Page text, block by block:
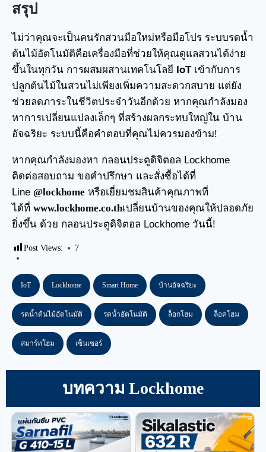
สรุป
ไม่ว่าคุณจะเป็นคนรักสวนมือใหม่หรือมือโปร ระบบรดน้ำ
ต้นไม้อัตโนมัติคือเครื่องมือที่ช่วยให้คุณดูแลสวนได้ง่าย
ขึ้นในทุกวัน การผสมผสานเทคโนโลยี IoTเข้ากับการ
ปลูกต้นไม้ในสวนไม่เพียงเพิ่มความสะดวกสบาย แต่ยัง
ช่วยลดภาระในชีวิตประจำวันอีกด้วย หากคุณกำลังมอง
หาการเปลี่ยนแปลงเล็กๆ ที่สร้างผลกระทบใหญ่ใน บ้าน
อัจฉริยะ ระบบนี้คือคำตอบที่คุณไม่ควรมองข้าม!
หากคุณกำลังมองหา กลอนประตูดิจิตอล Lockhome
ติดต่อสอบถาม ขอคำปรึกษา และสั่งซื้อได้ที่
Line @lockhome หรือเยี่ยมชมสินค้าคุณภาพที่
ได้ที่ www.lockhome.co.thเปลี่ยนบ้านของคุณให้ปลอดภัย
ยิ่งขึ้น ด้วย กลอนประตูดิจิตอล Lockhome วันนี้!
Post Views: 7
IoT Lockhome Smart Home บ้านอัจฉริยะ
รดน้ำต้นไม้อัตโนมัติ รดน้ำอัตโนมัติ ล็อกโฮม ล็อคโฮม
สมาร์ทโฮม เซ็นเซอร์
บทความ Lockhome